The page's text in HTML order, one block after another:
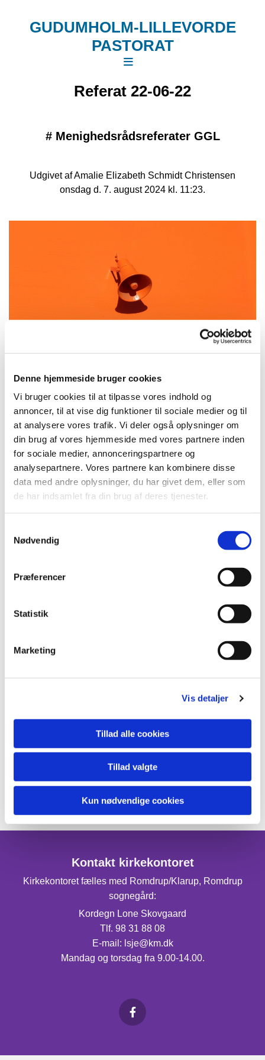
Denne hjemmeside bruger cookies
Vi bruger cookies til at tilpasse vores indhold og
annoncer, til at vise dig funktioner til sociale medier og til
at analysere vores trafik. Vi deler også oplysninger om
din brug af vores hjemmeside med vores partnere inden
for sociale medier, annonceringspartnere og
analysepartnere. Vores partnere kan kombinere disse
data med andre oplysninger, du har givet dem, eller som
de har indsamlet fra din brug af deres tjenester.
Nødvendig
Præferencer
Statistik
Marketing
Vis detaljer
Tillad alle cookies
Tillad valgte
Kun nødvendige cookies
GUDUMHOLM-LILLEVORDE
PASTORAT
Referat 22-06-22
# Menighedsrådsreferater GGL
Udgivet af Amalie Elizabeth Schmidt Christensen
onsdag d. 7. august 2024 kl. 11:23.
Referat 22-06-22
https://api2.churchdesk.com/fi...
Du vil måske også kunne lide...
Kontakt kirkekontoret
Kirkekontoret fælles med Romdrup/Klarup, Romdrup
sognegård:
Kordegn Lone Skovgaard
Tlf. 98 31 88 08
E-mail: lsje@km.dk
Mandag og torsdag fra 9.00-14.00.